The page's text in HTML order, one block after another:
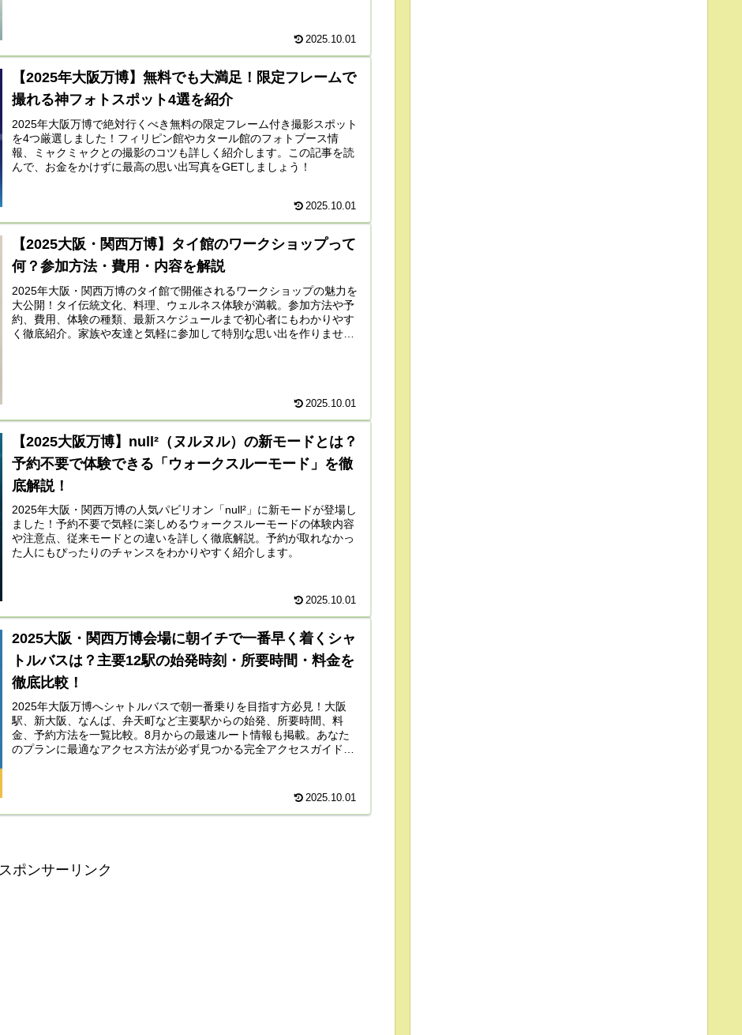
2025.10.01
【2025年大阪万博】無料でも大満足！限定フレームで
撮れる神フォトスポット4選を紹介
2025年大阪万博で絶対行くべき無料の限定フレーム付き撮影スポット
を4つ厳選しました！フィリピン館やカタール館のフォトブース情
報、ミャクミャクとの撮影のコツも詳しく紹介します。この記事を読
んで、お金をかけずに最高の思い出写真をGETしましょう！
2025.10.01
【2025大阪・関西万博】タイ館のワークショップって
何？参加方法・費用・内容を解説
2025年大阪・関西万博のタイ館で開催されるワークショップの魅力を
大公開！タイ伝統文化、料理、ウェルネス体験が満載。参加方法や予
約、費用、体験の種類、最新スケジュールまで初心者にもわかりやす
く徹底紹介。家族や友達と気軽に参加して特別な思い出を作りません
2025.10.01
【2025大阪万博】null²（ヌルヌル）の新モードとは？
予約不要で体験できる「ウォークスルーモード」を徹
底解説！
2025年大阪・関西万博の人気パビリオン「null²」に新モードが登場し
ました！予約不要で気軽に楽しめるウォークスルーモードの体験内容
や注意点、従来モードとの違いを詳しく徹底解説。予約が取れなかっ
た人にもぴったりのチャンスをわかりやすく紹介します。
2025.10.01
2025大阪・関西万博会場に朝イチで一番早く着くシャ
トルバスは？主要12駅の始発時刻・所要時間・料金を
徹底比較！
2025年大阪万博へシャトルバスで朝一番乗りを目指す方必見！大阪
駅、新大阪、なんば、弁天町など主要駅からの始発、所要時間、料
金、予約方法を一覧比較。8月からの最速ルート情報も掲載。あなた
のプランに最適なアクセス方法が必ず見つかる完全アクセスガイドで
2025.10.01
スポンサーリンク